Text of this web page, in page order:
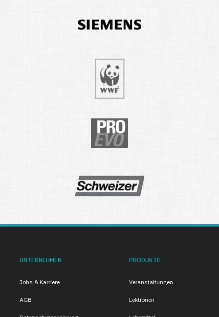
UNTERNEHMEN
Jobs & Karriere
AGB
PRODUKTE
Veranstaltungen
Lektionen